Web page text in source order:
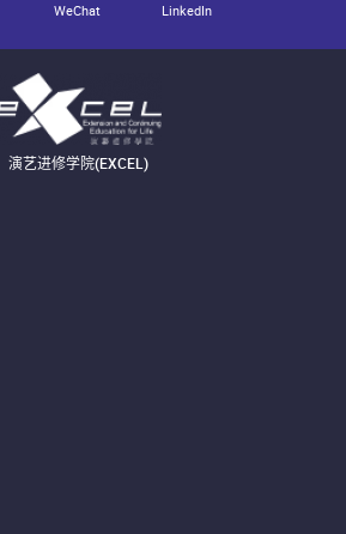
WeChat LinkedIn
演艺进修学院(EXCEL)